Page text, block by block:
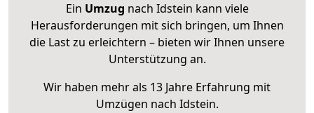
Ein Umzug nach Idstein kann viele
Herausforderungen mit sich bringen, um Ihnen
die Last zu erleichtern – bieten wir Ihnen unsere
Unterstützung an.
Wir haben mehr als 13 Jahre Erfahrung mit
Umzügen nach Idstein.